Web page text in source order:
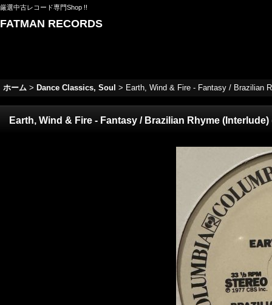
厳選中古レコード専門Shop !!
FATMAN RECORDS
ホーム > Dance Classics, Soul > Earth, Wind & Fire - Fantasy / Brazilian
Earth, Wind & Fire - Fantasy / Brazilian Rhyme (Interlude)